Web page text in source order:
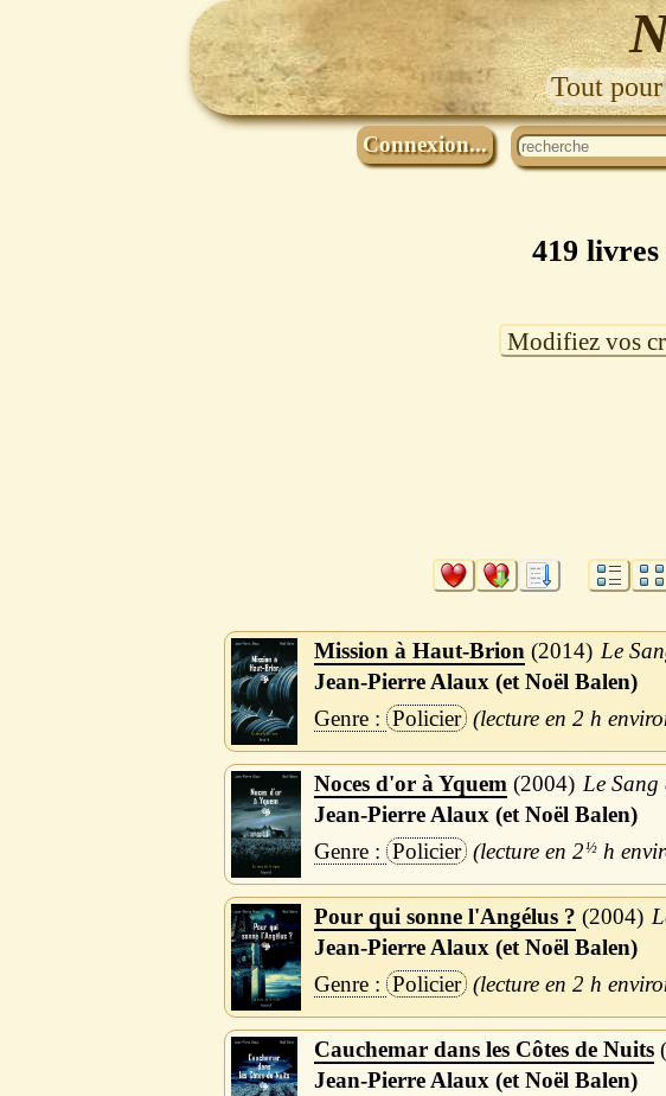
Tout
Connexion...
419
Modifiez vos
Mission à Haut-Brion 2014
Le
Jean-Pierre Alaux (et Noël Balen)
Policier
2 h
Noces d'or à Yquem 2004
Le Sang
Jean-Pierre Alaux (et Noël Balen)
Policier
2½h
Pour qui sonne l'Angélus ? 2004
Jean-Pierre Alaux (et Noël Balen)
Policier
2 h
Cauchemar dans les Côtes de Nuits
Jean-Pierre Alaux (et Noël Balen)